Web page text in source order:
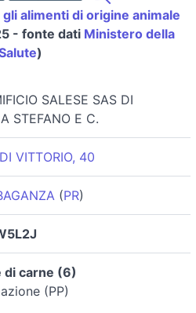
alimenti di origine animale
- fonte dati Ministero della
)
SALESE SAS DI
STEFANO E C.
VITTORIO, 40
(PR)
di carne (6)
(PP)